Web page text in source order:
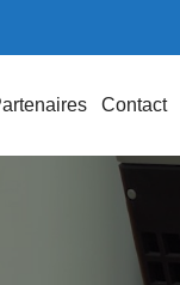
Contact